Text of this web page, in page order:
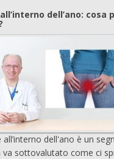
dell’ano: cosa
all’interno dell'ano è un
va sottovalutato come ci